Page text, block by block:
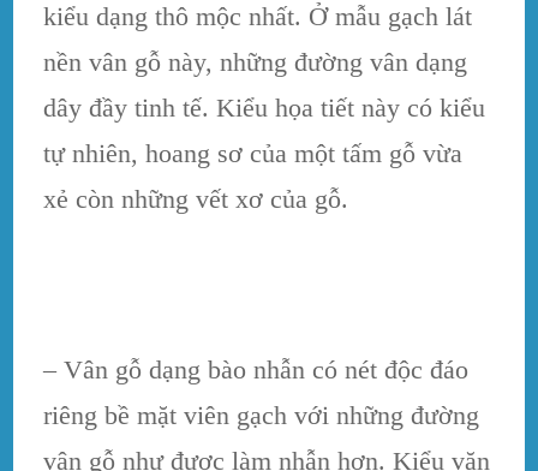
kiểu dạng thô mộc nhất. Ở mẫu gạch lát
nền vân gỗ này, những đường vân dạng
dây đầy tinh tế. Kiểu họa tiết này có kiểu
tự nhiên, hoang sơ của một tấm gỗ vừa
xẻ còn những vết xơ của gỗ.
– Vân gỗ dạng bào nhẫn có nét độc đáo
riêng bề mặt viên gạch với những đường
vân gỗ như được làm nhẫn hơn. Kiểu văn